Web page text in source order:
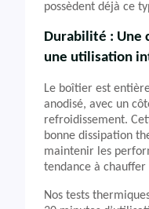
possèdent déjà ce
Durabilité : Une
une utilisation
Le boîtier est
anodisé, avec un
refroidissement.
bonne dissipation
maintenir les
tendance à chauffer
Nos tests